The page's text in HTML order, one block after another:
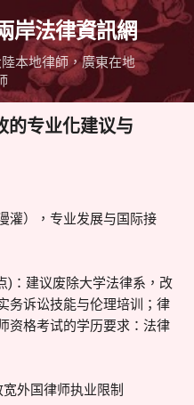
內容
岸法律資訊網
本地律師，廣東在地
的专业化建议与
灌），专业发展与国际接
)：建议废除大学法律系，改
务诉讼技能与伦理培训；律
资格考试的学历要求：法律
外国律师执业限制